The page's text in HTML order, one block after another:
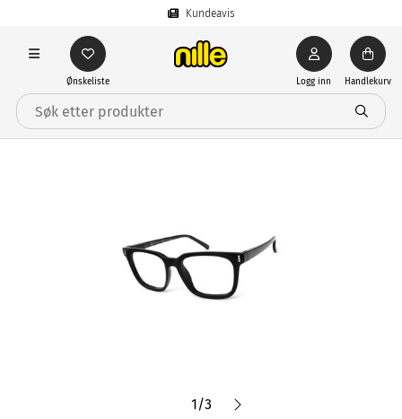
Kundeavis
Ønskeliste Logg inn Handlekurv
1/3